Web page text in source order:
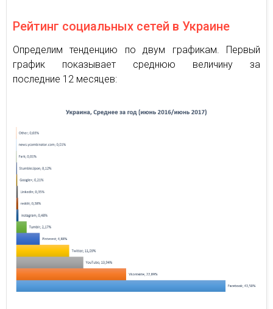
Рейтинг социальных сетей в Украине
Определим тенденцию по двум графикам. Первый
график показывает среднюю величину за
последние 12 месяцев: